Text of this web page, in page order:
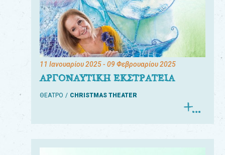
11 Ιανουαρίου 2025- 09 Φεβρουαρίου 2025
ΑΡΓΟΝΑΥΤΙΚΗ ΕΚΣΤΡΑΤΕΙΑ
ΘΕΑΤΡΟ CHRISTMAS THEATER